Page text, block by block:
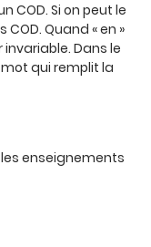
COD. Si on peut le
COD. Quand « en »
Dans le
qui remplit la
les enseignements